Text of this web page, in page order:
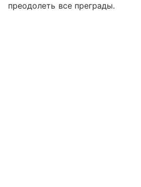
преодолеть все преграды.